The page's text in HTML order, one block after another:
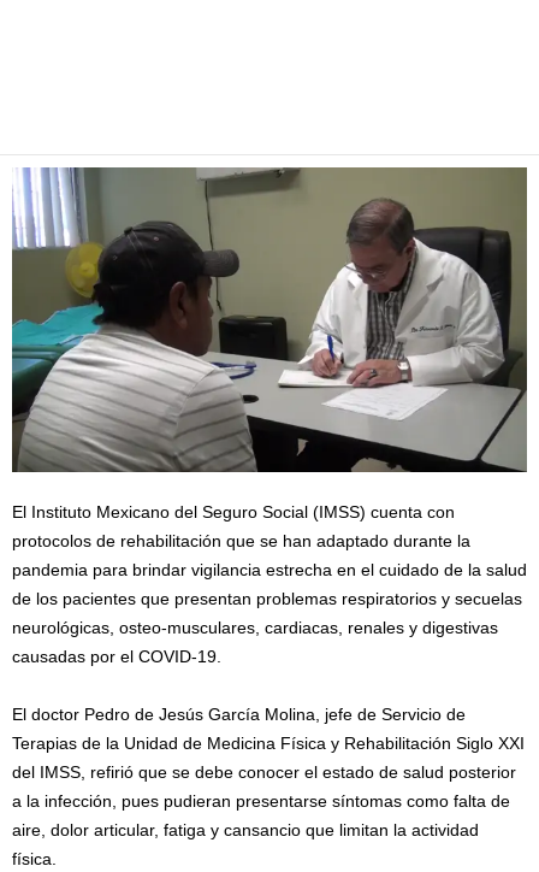
El Instituto Mexicano del Seguro Social (IMSS) cuenta con
protocolos de rehabilitación que se han adaptado durante la
pandemia para brindar vigilancia estrecha en el cuidado de la salud
de los pacientes que presentan problemas respiratorios y secuelas
neurológicas, osteo-musculares, cardiacas, renales y digestivas
causadas por el COVID-19.
El doctor Pedro de Jesús García Molina, jefe de Servicio de
Terapias de la Unidad de Medicina Física y Rehabilitación Siglo XXI
del IMSS, refirió que se debe conocer el estado de salud posterior
a la infección, pues pudieran presentarse síntomas como falta de
aire, dolor articular, fatiga y cansancio que limitan la actividad
física.